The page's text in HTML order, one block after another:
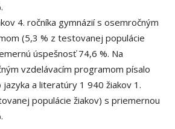
4. ročníka gymnázií s osemročným
(5,3 % z testovanej populácie
úspešnosť 74,6 %. Na
vzdelávacím programom písalo
a literatúry 1 940 žiakov 1.
populácie žiakov) s priemernou